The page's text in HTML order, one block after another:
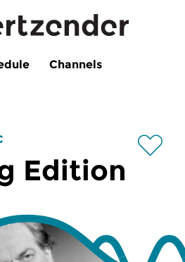
Channels
Edition